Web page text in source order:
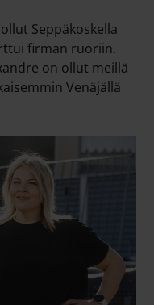
Seppäkoskella
firman ruoriin.
on ollut meillä
Venäjällä